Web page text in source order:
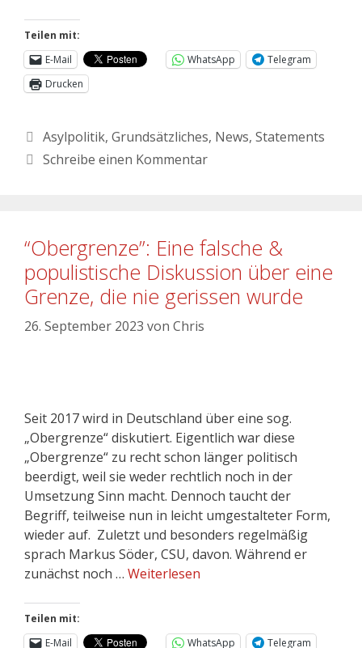
Teilen mit:
E-Mail
WhatsApp
Telegram
Drucken
Asylpolitik, Grundsätzliches, News, Statements
Schreibe einen Kommentar
“Obergrenze”: Eine falsche &
populistische Diskussion über eine
Grenze, die nie gerissen wurde
26. September 2023 von Chris
Seit 2017 wird in Deutschland über eine sog.
„Obergrenze“ diskutiert. Eigentlich war diese
„Obergrenze“ zu recht schon länger politisch
beerdigt, weil sie weder rechtlich noch in der
Umsetzung Sinn macht. Dennoch taucht der
Begriff, teilweise nun in leicht umgestalteter Form,
wieder auf. Zuletzt und besonders regelmäßig
sprach Markus Söder, CSU, davon. Während er
zunächst noch … Weiterlesen
Teilen mit:
E-Mail
WhatsApp
Telegram